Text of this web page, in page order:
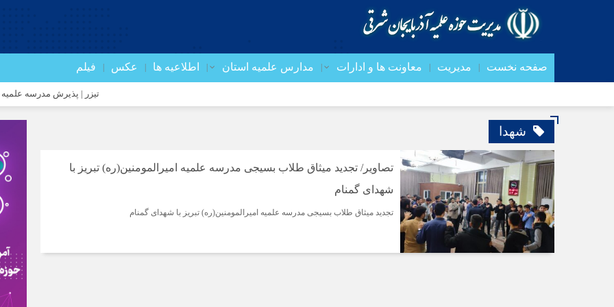
صفحه نخست مدیریت معاونت ها و ادارات مدارس علمیه استان اطلاعیه ها عکس فیلم
تیزر | پذیرش مدرسه علمیه صاحب
شهدا
تصاویر/ تجدید میثاق طلاب بسیجی مدرسه علمیه امیرالمومنین(ره) تبریز با
شهدای گمنام
تجدید میثاق طلاب بسیجی مدرسه علمیه امیرالمومنین(ره) تبریز با شهدای گمنام